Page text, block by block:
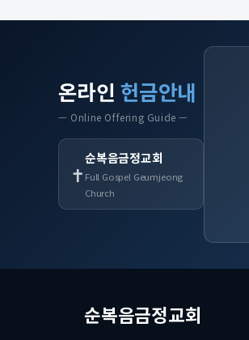
온라인 헌금안내
— Online Offering Guide —
✝
순복음금정교회
Full Gospel Geumjeong
Church
순복음금정교회